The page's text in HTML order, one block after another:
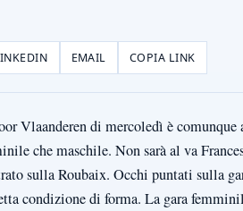
EMAIL COPIA LINK
Vlaanderen di mercoledì è
che maschile. Non sarà al va
sulla Roubaix. Occhi puntati sulla
condizione di forma. La gara